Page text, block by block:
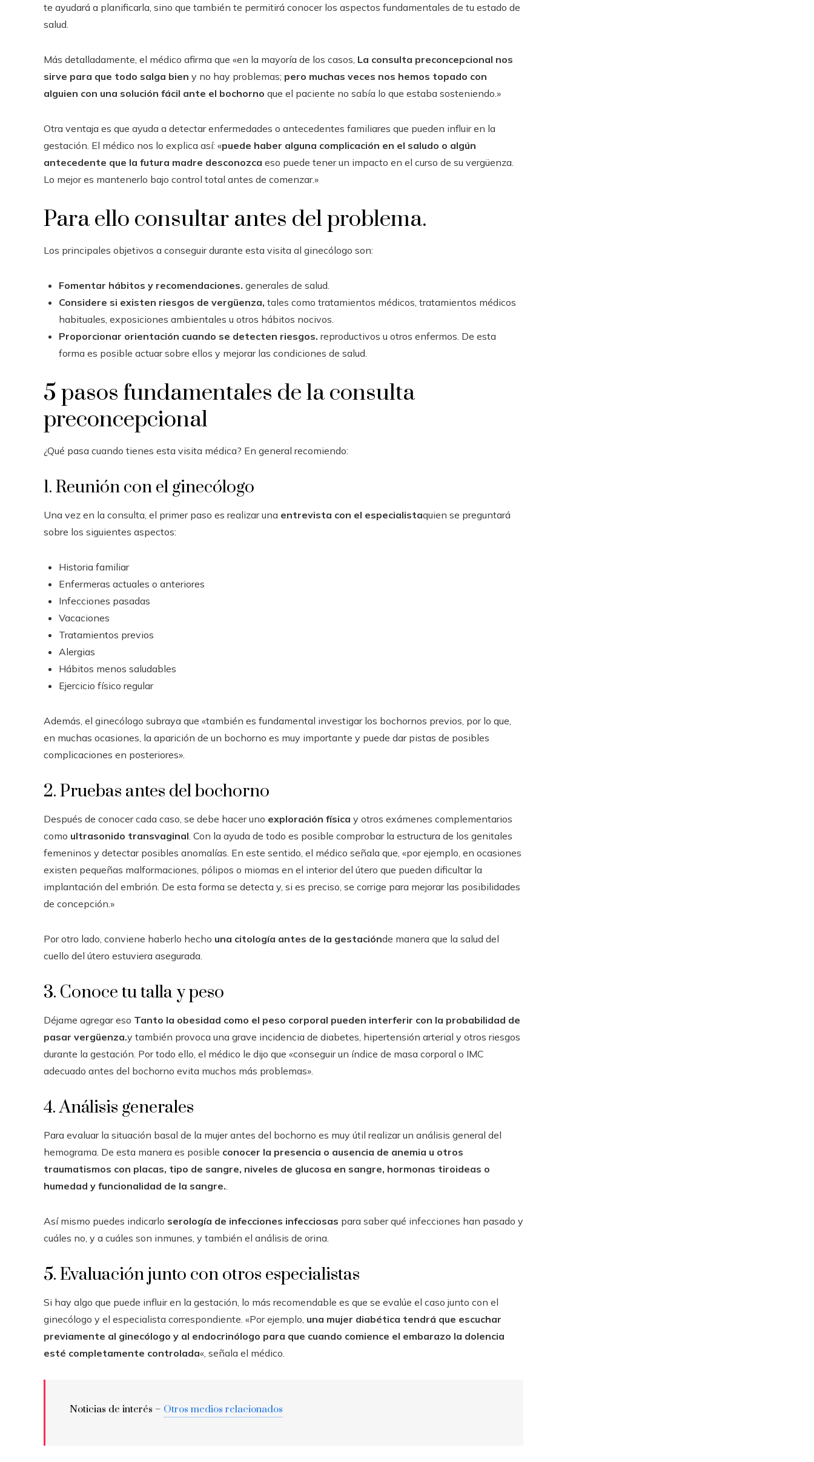
te ayudará a planificarla, sino que también te permitirá conocer los aspectos fundamentales de tu estado de
salud.
Más detalladamente, el médico afirma que «en la mayoría de los casos, La consulta preconcepcional nos
sirve para que todo salga bien y no hay problemas; pero muchas veces nos hemos topado con
alguien con una solución fácil ante el bochorno que el paciente no sabía lo que estaba sosteniendo.»
Otra ventaja es que ayuda a detectar enfermedades o antecedentes familiares que pueden influir en la
gestación. El médico nos lo explica así: «puede haber alguna complicación en el saludo o algún
antecedente que la futura madre desconozca eso puede tener un impacto en el curso de su vergüenza.
Lo mejor es mantenerlo bajo control total antes de comenzar.»
Para ello consultar antes del problema.
Los principales objetivos a conseguir durante esta visita al ginecólogo son:
Fomentar hábitos y recomendaciones. generales de salud.
Considere si existen riesgos de vergüenza, tales como tratamientos médicos, tratamientos médicos
habituales, exposiciones ambientales u otros hábitos nocivos.
Proporcionar orientación cuando se detecten riesgos. reproductivos u otros enfermos. De esta
forma es posible actuar sobre ellos y mejorar las condiciones de salud.
5 pasos fundamentales de la consulta
preconcepcional
¿Qué pasa cuando tienes esta visita médica? En general recomiendo:
1. Reunión con el ginecólogo
Una vez en la consulta, el primer paso es realizar una entrevista con el especialistaquien se preguntará
sobre los siguientes aspectos:
Historia familiar
Enfermeras actuales o anteriores
Infecciones pasadas
Vacaciones
Tratamientos previos
Alergias
Hábitos menos saludables
Ejercicio físico regular
Además, el ginecólogo subraya que «también es fundamental investigar los bochornos previos, por lo que,
en muchas ocasiones, la aparición de un bochorno es muy importante y puede dar pistas de posibles
complicaciones en posteriores».
2. Pruebas antes del bochorno
Después de conocer cada caso, se debe hacer uno exploración física y otros exámenes complementarios
como ultrasonido transvaginal . Con la ayuda de todo es posible comprobar la estructura de los genitales
femeninos y detectar posibles anomalías. En este sentido, el médico señala que, «por ejemplo, en ocasiones
existen pequeñas malformaciones, pólipos o miomas en el interior del útero que pueden dificultar la
implantación del embrión. De esta forma se detecta y, si es preciso, se corrige para mejorar las posibilidades
de concepción.»
Por otro lado, conviene haberlo hecho una citología antes de la gestaciónde manera que la salud del
cuello del útero estuviera asegurada.
3. Conoce tu talla y peso
Déjame agregar eso Tanto la obesidad como el peso corporal pueden interferir con la probabilidad de
pasar vergüenza.y también provoca una grave incidencia de diabetes, hipertensión arterial y otros riesgos
durante la gestación. Por todo ello, el médico le dijo que «conseguir un índice de masa corporal o IMC
adecuado antes del bochorno evita muchos más problemas».
4. Análisis generales
Para evaluar la situación basal de la mujer antes del bochorno es muy útil realizar un análisis general del
hemograma. De esta manera es posible conocer la presencia o ausencia de anemia u otros
traumatismos con placas, tipo de sangre, niveles de glucosa en sangre, hormonas tiroideas o
humedad y funcionalidad de la sangre.
Así mismo puedes indicarlo serología de infecciones infecciosas para saber qué infecciones han pasado y
cuáles no, y a cuáles son inmunes, y también el análisis de orina.
5. Evaluación junto con otros especialistas
Si hay algo que puede influir en la gestación, lo más recomendable es que se evalúe el caso junto con el
ginecólogo y el especialista correspondiente. «Por ejemplo, una mujer diabética tendrá que escuchar
previamente al ginecólogo y al endocrinólogo para que cuando comience el embarazo la dolencia
esté completamente controlada«, señala el médico.
Noticias de interés – Otros medios relacionados